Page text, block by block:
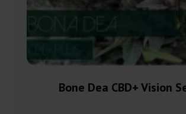
Bone Dea CBD+ Vision